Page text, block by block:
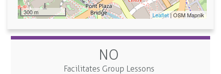
300 m Leaflet| OSM Mapnik
NO
Facilitates Group Lessons